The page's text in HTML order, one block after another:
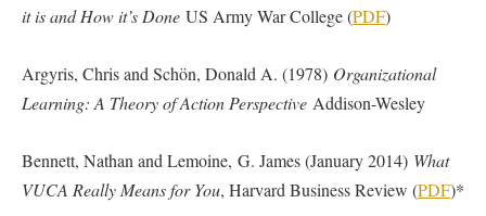
it is and How it’s Done US Army War College (PDF)
Argyris, Chris and Schön, Donald A. (1978) Organizational
Learning: A Theory of Action Perspective Addison-Wesley
Bennett, Nathan and Lemoine, G. James (January 2014) What
VUCA Really Means for You, Harvard Business Review (PDF)*